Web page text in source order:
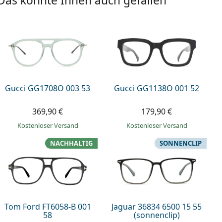
Gucci GG1708O 003 53
369,90 €
Kostenloser Versand
Gucci GG1138O 001 52
179,90 €
Kostenloser Versand
Tom Ford FT6058-B 001
58
NACHHALTIG
Jaguar 36834 6500 15 55
(sonnenclip)
SONNENCLIP